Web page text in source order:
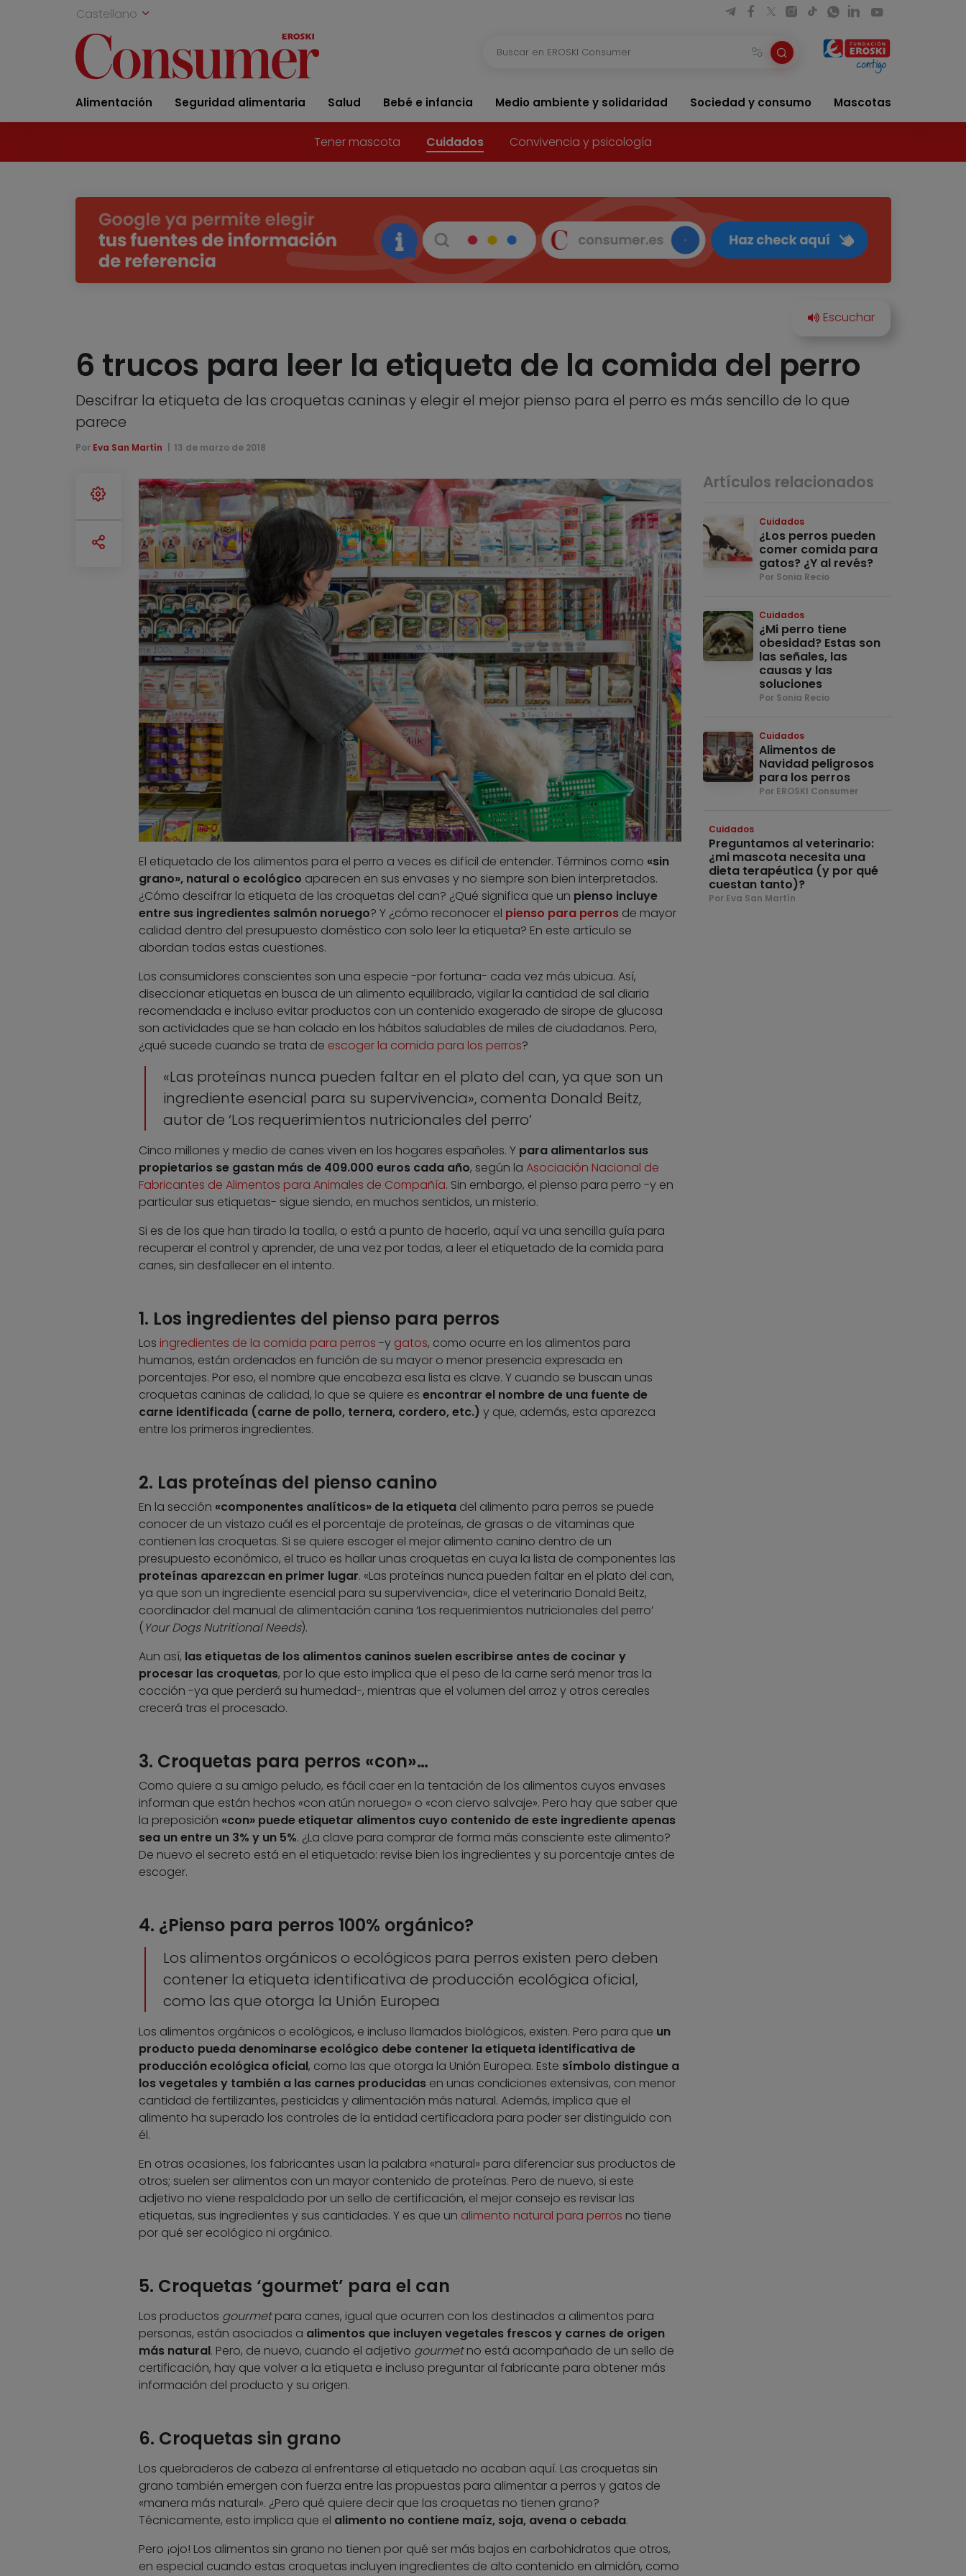
Castellano
Alimentación Seguridad alimentaria Salud Bebé e infancia Medio ambiente y solidaridad Sociedad y consumo Mascotas
Tener mascota Cuidados Convivencia y psicología
6 trucos para leer la etiqueta de la comida del perro
Descifrar la etiqueta de las croquetas caninas y elegir el mejor pienso para el perro es más sencillo de lo que
parece
Por Eva San Martín 13 de marzo de 2018
El etiquetado de los alimentos para el perro a veces es difícil de entender. Términos como «sin
grano», natural o ecológico aparecen en sus envases y no siempre son bien interpretados.
¿Cómo descifrar la etiqueta de las croquetas del can? ¿Qué significa que un pienso incluye
entre sus ingredientes salmón noruego? Y ¿cómo reconocer el pienso para perrosde mayor
calidad dentro del presupuesto doméstico con solo leer la etiqueta? En este artículo se
abordan todas estas cuestiones.
Los consumidores conscientes son una especie -por fortuna- cada vez más ubicua. Así,
diseccionar etiquetas en busca de un alimento equilibrado, vigilar la cantidad de sal diaria
recomendada e incluso evitar productos con un contenido exagerado de sirope de glucosa
son actividades que se han colado en los hábitos saludables de miles de ciudadanos. Pero,
¿qué sucede cuando se trata de escoger la comida para los perros?
«Las proteínas nunca pueden faltar en el plato del can, ya que son un
ingrediente esencial para su supervivencia», comenta Donald Beitz,
autor de ‘Los requerimientos nutricionales del perro’
Cinco millones y medio de canes viven en los hogares españoles. Y para alimentarlos sus
propietarios se gastan más de 409.000 euros cada año, según la Asociación Nacional de
Fabricantes de Alimentos para Animales de Compañía. Sin embargo, el pienso para perro -y en
particular sus etiquetas- sigue siendo, en muchos sentidos, un misterio.
Si es de los que han tirado la toalla, o está a punto de hacerlo, aquí va una sencilla guía para
recuperar el control y aprender, de una vez por todas, a leer el etiquetado de la comida para
canes, sin desfallecer en el intento.
1. Los ingredientes del pienso para perros
Los ingredientes de la comida para perros -y gatos, como ocurre en los alimentos para
humanos, están ordenados en función de su mayor o menor presencia expresada en
porcentajes. Por eso, el nombre que encabeza esa lista es clave. Y cuando se buscan unas
croquetas caninas de calidad, lo que se quiere es encontrar el nombre de una fuente de
carne identificada (carne de pollo, ternera, cordero, etc.) y que, además, esta aparezca
entre los primeros ingredientes.
2. Las proteínas del pienso canino
En la sección «componentes analíticos» de la etiquetadel alimento para perros se puede
conocer de un vistazo cuál es el porcentaje de proteínas, de grasas o de vitaminas que
contienen las croquetas. Si se quiere escoger el mejor alimento canino dentro de un
presupuesto económico, el truco es hallar unas croquetas en cuya la lista de componentes las
proteínas aparezcan en primer lugar. «Las proteínas nunca pueden faltar en el plato del can,
ya que son un ingrediente esencial para su supervivencia», dice el veterinario Donald Beitz,
coordinador del manual de alimentación canina ‘Los requerimientos nutricionales del perro’
(Your Dogs Nutritional Needs).
Aun así, las etiquetas de los alimentos caninos suelen escribirse antes de cocinar y
procesar las croquetas, por lo que esto implica que el peso de la carne será menor tras la
cocción -ya que perderá su humedad-, mientras que el volumen del arroz y otros cereales
crecerá tras el procesado.
3. Croquetas para perros «con»…
Como quiere a su amigo peludo, es fácil caer en la tentación de los alimentos cuyos envases
informan que están hechos «con atún noruego» o «con ciervo salvaje». Pero hay que saber que
la preposición «con» puede etiquetar alimentos cuyo contenido de este ingrediente apenas
sea un entre un 3% y un 5%. ¿La clave para comprar de forma más consciente este alimento?
De nuevo el secreto está en el etiquetado: revise bien los ingredientes y su porcentaje antes de
escoger.
4. ¿Pienso para perros 100% orgánico?
Los alimentos orgánicos o ecológicos para perros existen pero deben
contener la etiqueta identificativa de producción ecológica oficial,
como las que otorga la Unión Europea
Los alimentos orgánicos o ecológicos, e incluso llamados biológicos, existen. Pero para que un
producto pueda denominarse ecológico debe contener la etiqueta identificativa de
producción ecológica oficial, como las que otorga la Unión Europea. Este símbolo distingue a
los vegetales y también a las carnes producidasen unas condiciones extensivas, con menor
cantidad de fertilizantes, pesticidas y alimentación más natural. Además, implica que el
alimento ha superado los controles de la entidad certificadora para poder ser distinguido con
él.
En otras ocasiones, los fabricantes usan la palabra «natural» para diferenciar sus productos de
otros; suelen ser alimentos con un mayor contenido de proteínas. Pero de nuevo, si este
adjetivo no viene respaldado por un sello de certificación, el mejor consejo es revisar las
etiquetas, sus ingredientes y sus cantidades. Y es que un alimento natural para perros no tiene
por qué ser ecológico ni orgánico.
5. Croquetas ‘gourmet’ para el can
Los productos gourmetpara canes, igual que ocurren con los destinados a alimentos para
personas, están asociados a alimentos que incluyen vegetales frescos y carnes de origen
más natural. Pero, de nuevo, cuando el adjetivo gourmetno está acompañado de un sello de
certificación, hay que volver a la etiqueta e incluso preguntar al fabricante para obtener más
información del producto y su origen.
6. Croquetas sin grano
Los quebraderos de cabeza al enfrentarse al etiquetado no acaban aquí. Las croquetas sin
grano también emergen con fuerza entre las propuestas para alimentar a perros y gatos de
«manera más natural». ¿Pero qué quiere decir que las croquetas no tienen grano?
Técnicamente, esto implica que el alimento no contiene maíz, soja, avena o cebada.
Pero ¡ojo! Los alimentos sin grano no tienen por qué ser más bajos en carbohidratos que otros,
en especial cuando estas croquetas incluyen ingredientes de alto contenido en almidón, como
Artículos relacionados
Cuidados
¿Los perros pueden
comer comida para
gatos? ¿Y al revés?
Por Sonia Recio
Cuidados
¿Mi perro tiene
obesidad? Estas son
las señales, las
causas y las
soluciones
Por Sonia Recio
Cuidados
Alimentos de
Navidad peligrosos
para los perros
Por EROSKI Consumer
Cuidados
Preguntamos al veterinario:
¿mi mascota necesita una
dieta terapéutica (y por qué
cuestan tanto)?
Por Eva San Martín